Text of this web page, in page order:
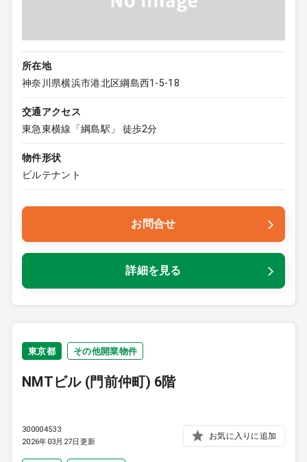
所在地
神奈川県横浜市港北区綱島西1-5-18
交通アクセス
東急東横線「綱島駅」 徒歩2分
物件形状
ビルテナント
お問合せ
詳細を見る
東京都 その他開業物件
NMTビル (門前仲町) 6階
300004533
2026年03月27日更新
お気に入りに追加